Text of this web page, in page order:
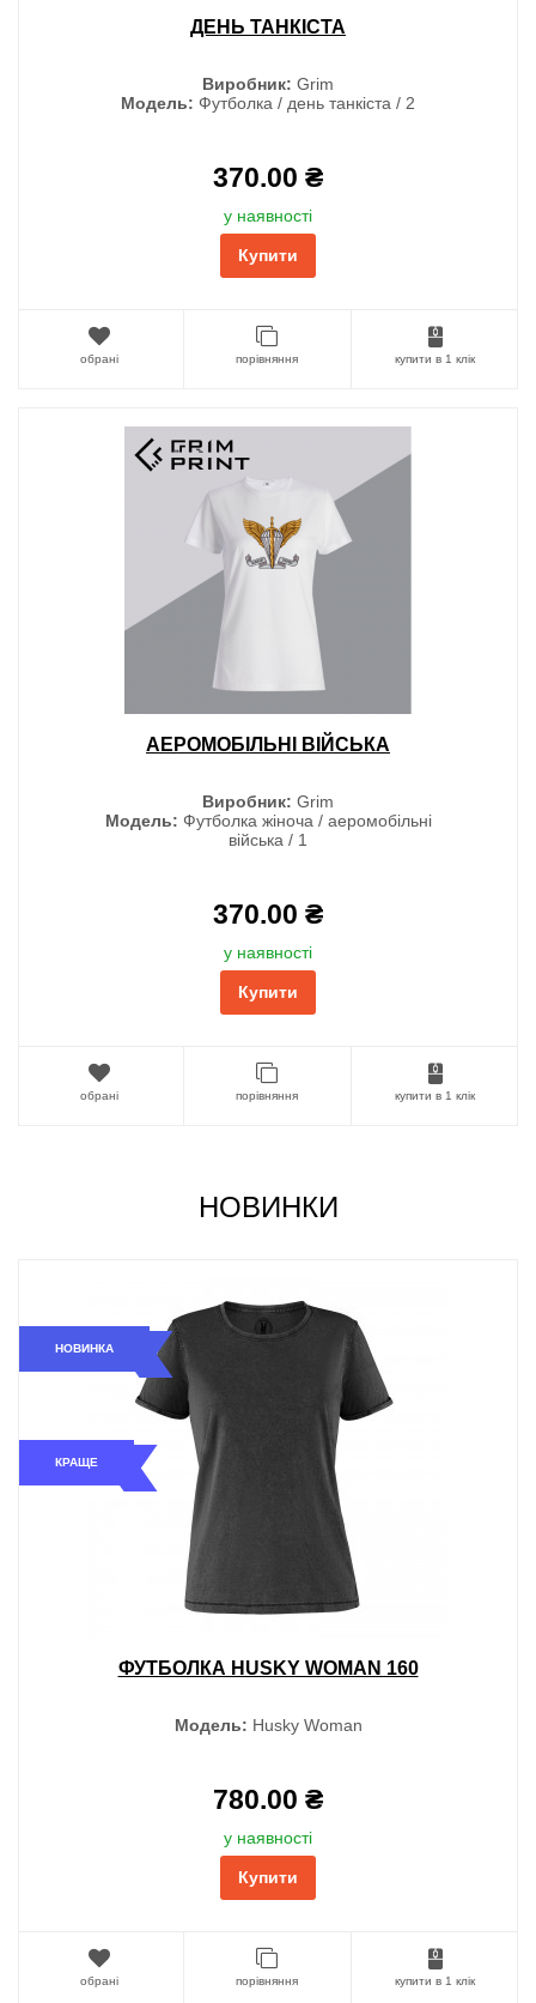
ДЕНЬ ТАНКІСТА
Виробник: Grim
Модель: Футболка / день танкіста / 2
370.00 ₴
у наявності
Купити
обрані порівняння купити в 1 клік
АЕРОМОБІЛЬНІ ВІЙСЬКА
Виробник: Grim
Модель: Футболка жіноча / аеромобільні
війська / 1
370.00 ₴
у наявності
Купити
обрані порівняння купити в 1 клік
НОВИНКИ
НОВИНКА
КРАЩЕ
ФУТБОЛКА HUSKY WOMAN 160
Модель: Husky Woman
780.00 ₴
у наявності
Купити
обрані порівняння купити в 1 клік